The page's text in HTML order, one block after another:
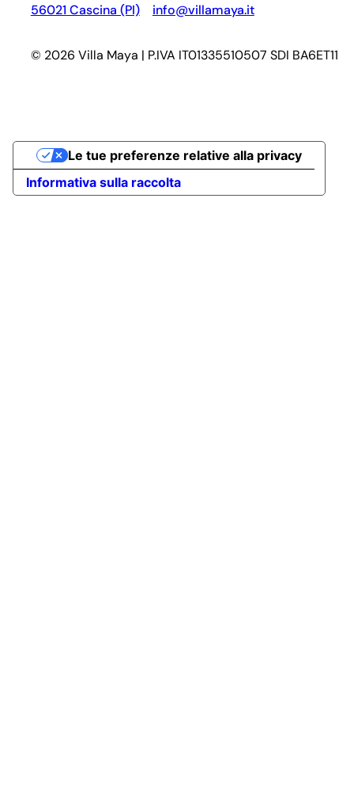
56021 Cascina (PI)
info@villamaya.it
© 2026 Villa Maya | P.IVA IT01335510507 SDI BA6ET11
Informativa sulla raccolta
Le tue preferenze relative alla privacy